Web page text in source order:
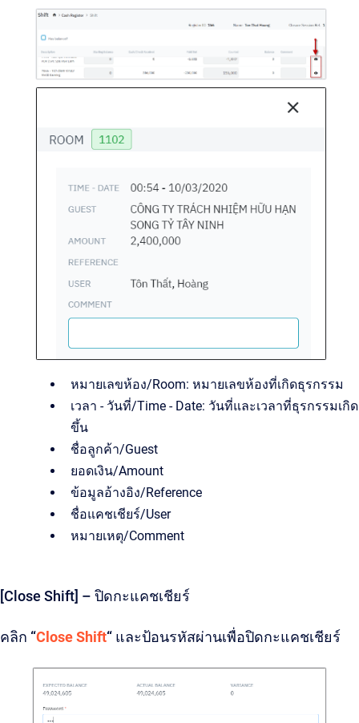
หมายเลขห้อง/Room: หมายเลขห้องที่เกิดธุรกรรม
เวลา - วันที่/Time - Date: วันที่และเวลาที่ธุรกรรมเกิด
ขึ้น
ชื่อลูกค้า/Guest
ยอดเงิน/Amount
ข้อมูลอ้างอิง/Reference
ชื่อแคชเชียร์/User
หมายเหตุ/Comment
[Close Shift] – ปิดกะแคชเชียร์
คลิก “Close Shift“ และป้อนรหัสผ่านเพื่อปิดกะแคชเชียร์